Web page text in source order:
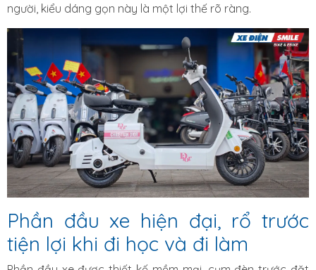
người, kiểu dáng gọn này là một lợi thế rõ ràng.
Phần đầu xe hiện đại, rổ trước
tiện lợi khi đi học và đi làm